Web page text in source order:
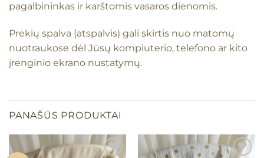
pagalbininkas ir karštomis vasaros dienomis.
Prekių spalva (atspalvis) gali skirtis nuo matomų
nuotraukose dėl Jūsų kompiuterio, telefono ar kito
įrenginio ekrano nustatymų.
PANAŠŪS PRODUKTAI